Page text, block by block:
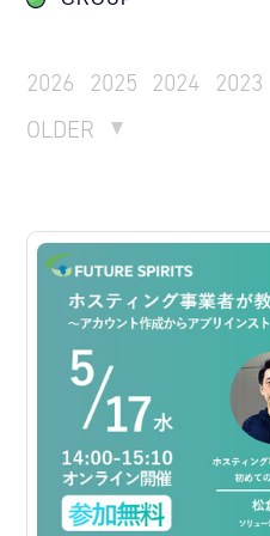
2026 2025 2024 2023
OLDER